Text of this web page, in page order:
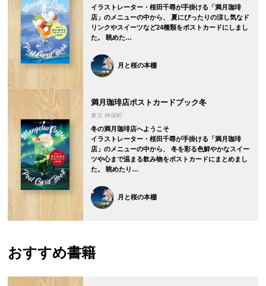
イラストレーター・桜田千尋が手掛ける「満月珈琲
店」のメニューの中から、 夏にぴったりの涼し気なド
リンクやスイーツなど24種類をポストカードにしまし
た。 眺めた…
月と桜の本棚
満月珈琲店ポストカードブック冬
東京 神保町
冬の満月珈琲店へようこそ
イラストレーター・桜田千尋が手掛ける「満月珈琲
店」のメニューの中から、 冬を彩る色鮮やかなスイー
ツや心まで温まる飲み物をポストカードにまとめまし
た。 眺めたり…
月と桜の本棚
おすすめ書籍